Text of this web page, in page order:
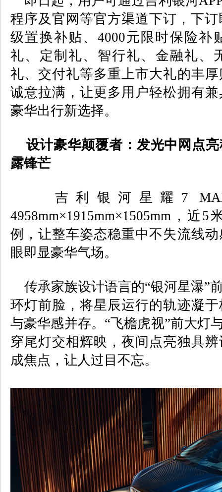
程序及官网等官方渠道下订，下
级置换补贴、 4000元限时保险补
礼、定制礼、智行礼、金融礼、
礼、交付礼等多重上市大礼的丰
诚意拉满，让更多用户轻松拥有
豪华出行新选择。
设计豪华颠覆者：发光中网点亮
露锋芒
吉利银河星耀 7
4958mm×1915mm×1505mm ，近 5
例，让整车姿态稳重中不失流线
眼即显豪华气场。
传承家族设计语言的“银河星瀑”
环灯前脸，将星辰运行的轨迹凝
与豪华感并存。 “飞檐虎视”前大灯
穿尾灯交相辉映，夜间点亮独具
成焦点，让人过目不忘。